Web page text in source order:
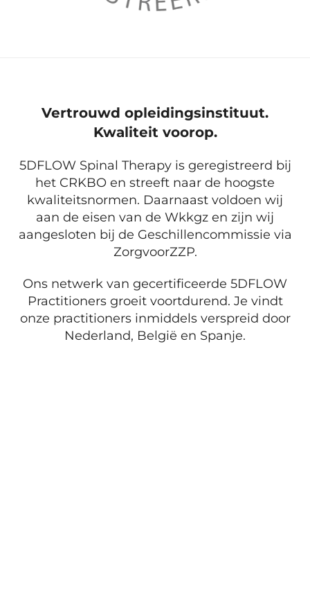
Vertrouwd opleidingsinstituut.
Kwaliteit voorop.
5DFLOW Spinal Therapy is geregistreerd bij
het CRKBO en streeft naar de hoogste
kwaliteitsnormen. Daarnaast voldoen wij
aan de eisen van de Wkkgz en zijn wij
aangesloten bij de Geschillencommissie via
ZorgvoorZZP.
Ons netwerk van gecertificeerde 5DFLOW
Practitioners groeit voortdurend. Je vindt
onze practitioners inmiddels verspreid door
Nederland, België en Spanje.